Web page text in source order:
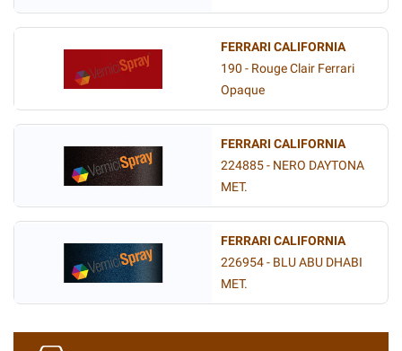
FERRARI CALIFORNIA
190 - Rouge Clair Ferrari
Opaque
FERRARI CALIFORNIA
224885 - NERO DAYTONA
MET.
FERRARI CALIFORNIA
226954 - BLU ABU DHABI
MET.